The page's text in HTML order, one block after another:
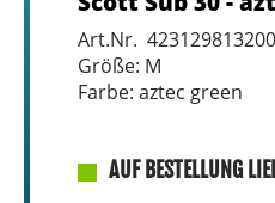
Art.Nr.
Größe: M
Farbe: aztec green
AUF BESTELLUNG